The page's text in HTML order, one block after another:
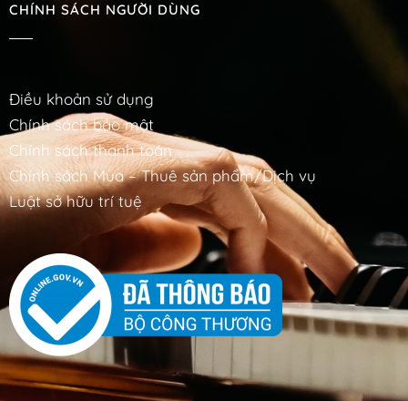
CHÍNH SÁCH NGƯỜI DÙNG
Điều khoản sử dụng
Chính sách bảo mật
Chính sách thanh toán
Chính sách Mua – Thuê sản phẩm/Dịch vụ
Luật sở hữu trí tuệ